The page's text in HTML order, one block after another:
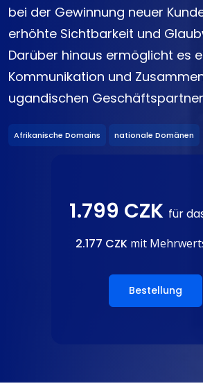
bei der Gewinnung neuer
erhöhte Sichtbarkeit und
Darüber hinaus ermöglicht es
Kommunikation und
ugandischen
Afrikanische Domains nationale Domänen
1.799 CZK für
2.177 CZKmit
Bestellung